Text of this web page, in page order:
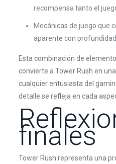
recompensa tanto el
Mecánicas de juego que
aparente con
Esta combinación de
convierte a Tower Rush en
cualquier entusiasta del
detalle se refleja en cada
finales
Tower Rush representa una